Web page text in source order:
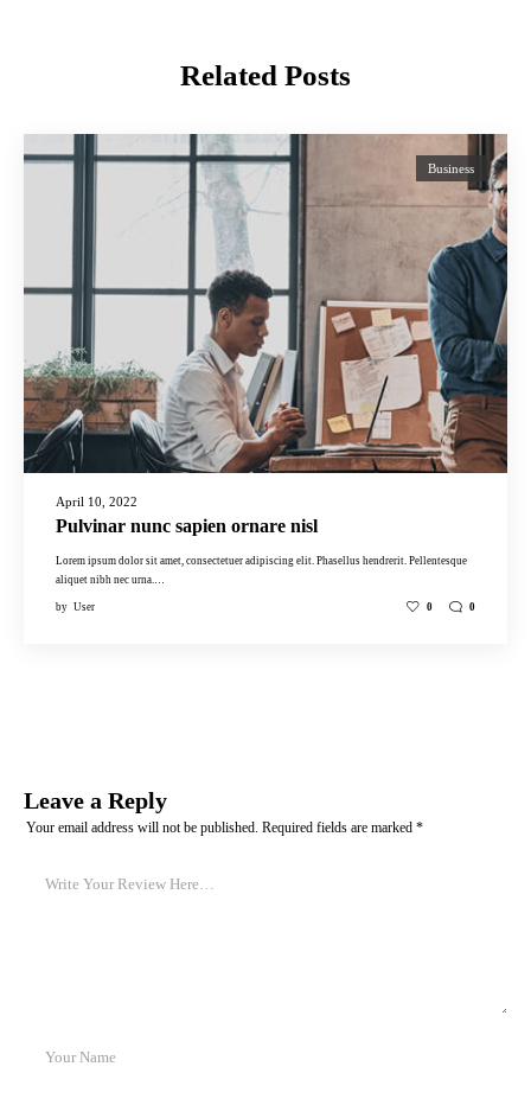
Related Posts
April 10, 2022
Business
Pulvinar nunc sapien ornare nisl
Lorem ipsum dolor sit amet, consectetuer adipiscing elit. Phasellus hendrerit. Pellentesque
aliquet nibh nec urna.…
by User 0 0
Leave a Reply
Your email address will not be published. Required fields are marked *